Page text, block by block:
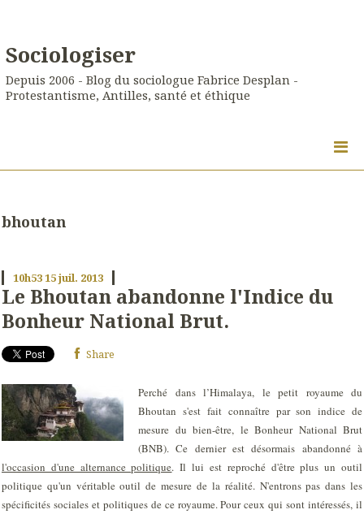
Sociologiser
Depuis 2006 - Blog du sociologue Fabrice Desplan -
Protestantisme, Antilles, santé et éthique
bhoutan
10h5315juil. 2013
Le Bhoutan abandonne l'Indice du
Bonheur National Brut.
Share
Perché dans l’Himalaya, le petit royaume du
Bhoutan s'est fait connaître par son indice de
mesure du bien-être, le Bonheur National Brut
(BNB). Ce dernier est désormais abandonné à
l'occasion d'une alternance politique. Il lui est reproché d'être plus un outil
politique qu'un véritable outil de mesure de la réalité. N'entrons pas dans les
spécificités sociales et politiques de ce royaume. Pour ceux qui sont intéressés, il